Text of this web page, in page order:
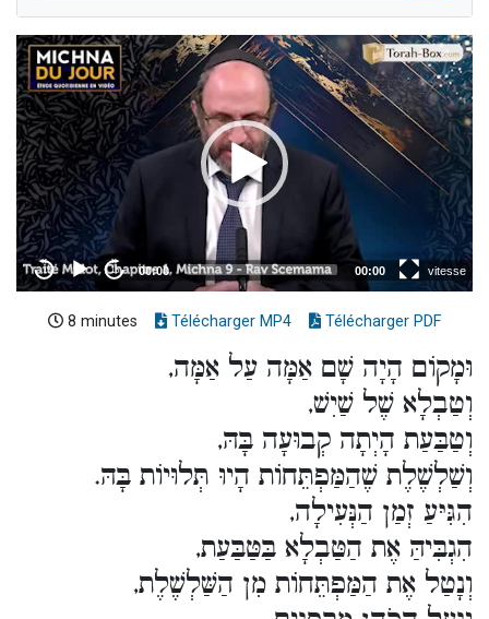
8 minutes Télécharger MP4 Télécharger PDF
וּמָקוֹם הָיָה שָׁם אַמָּה עַל אַמָּה,
וְטַבְלָא שֶׁל שַׁיִשׁ,
וְטַבַּעַת הָיְתָה קְבוּעָה בָּהּ,
וְשַׁלְשֶׁלֶת שֶׁהַמַּפְתֵּחוֹת הָיוּ תְּלוּיוֹת בָּהּ.
הִגִּיּעַ זְמַן הַנְּעִילָה,
הִגְבִּיהַּ אֶת הַטַּבְלָא בַּטַּבַּעַת,
וְנָטַל אֶת הַמַּפְתֵּחוֹת מִן הַשַּׁלְשֶׁלֶת,